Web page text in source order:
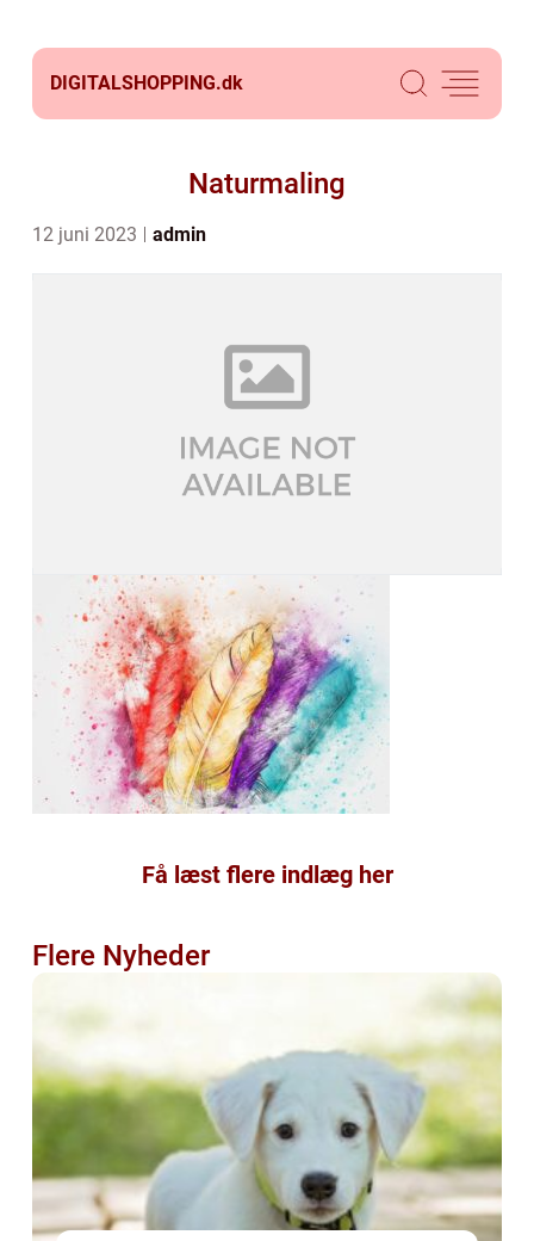
DIGITALSHOPPING.dk
Naturmaling
12 juni 2023 admin
Få læst flere indlæg her
Flere Nyheder